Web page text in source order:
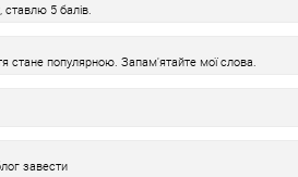
ставлю 5 балів.
стане популярною. Запам'ятайте мої слова.
завести